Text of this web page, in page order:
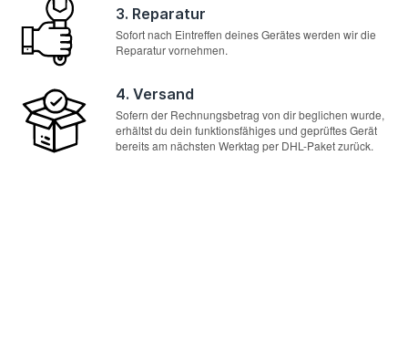
3. Reparatur
Sofort nach Eintreffen deines Gerätes werden wir die
Reparatur vornehmen.
4. Versand
Sofern der Rechnungsbetrag von dir beglichen wurde,
erhältst du dein funktionsfähiges und geprüftes Gerät
bereits am nächsten Werktag per DHL-Paket zurück.